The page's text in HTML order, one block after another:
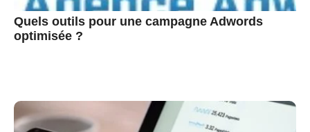
Quels outils pour une campagne Adwords
optimisée ?